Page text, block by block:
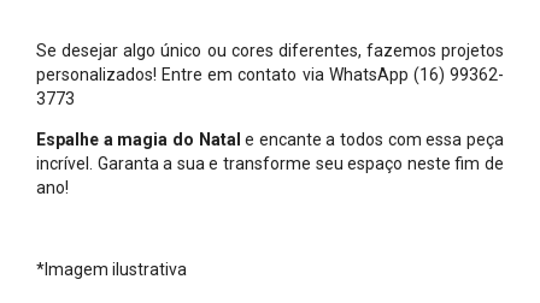
Se desejar algo único ou cores diferentes, fazemos projetos
personalizados! Entre em contato via WhatsApp (16) 99362-
3773
Espalhe a magia do Natal e encante a todos com essa peça
incrível. Garanta a sua e transforme seu espaço neste fim de
ano!
*Imagem ilustrativa